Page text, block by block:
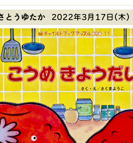
とうゆたか 2022年3月17日(木)